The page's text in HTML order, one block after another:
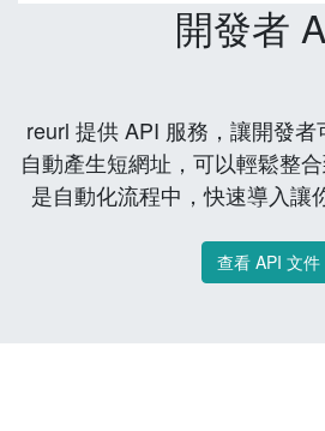
開發者
reurl 提供 API 服務，讓開發
自動產生短網址，可以輕鬆整
是自動化流程中，快速導入讓
查看 API 文件